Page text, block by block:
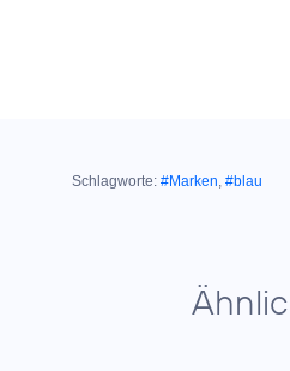
Schlagworte: #Marken, #blau